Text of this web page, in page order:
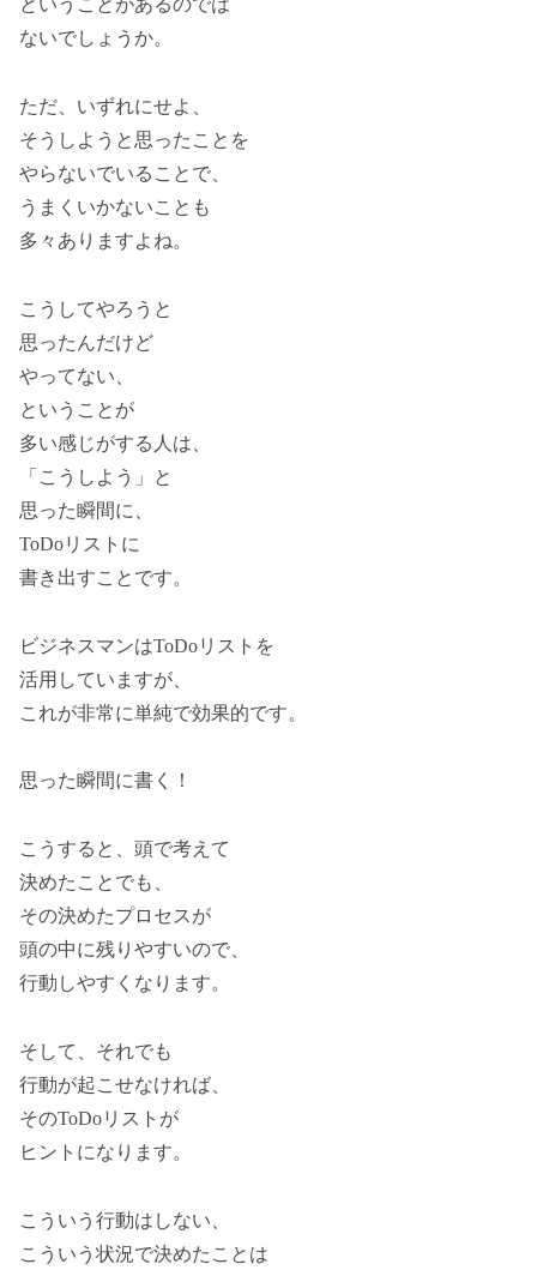
ということがあるのでは
ないでしょうか。
ただ、いずれにせよ、
そうしようと思ったことを
やらないでいることで、
うまくいかないことも
多々ありますよね。
こうしてやろうと
思ったんだけど
やってない、
ということが
多い感じがする人は、
「こうしよう」と
思った瞬間に、
ToDoリストに
書き出すことです。
ビジネスマンはToDoリストを
活用していますが、
これが非常に単純で効果的です。
思った瞬間に書く！
こうすると、頭で考えて
決めたことでも、
その決めたプロセスが
頭の中に残りやすいので、
行動しやすくなります。
そして、それでも
行動が起こせなければ、
そのToDoリストが
ヒントになります。
こういう行動はしない、
こういう状況で決めたことは